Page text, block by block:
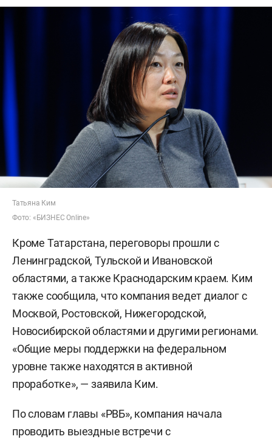
Татьяна Ким
Фото: «БИЗНЕС Online»
Кроме Татарстана, переговоры прошли с
Ленинградской, Тульской и Ивановской
областями, а также Краснодарским краем. Ким
также сообщила, что компания ведет диалог с
Москвой, Ростовской, Нижегородской,
Новосибирской областями и другими регионами.
«Общие меры поддержки на федеральном
уровне также находятся в активной
проработке», — заявила Ким.
По словам главы «РВБ», компания начала
проводить выездные встречи с